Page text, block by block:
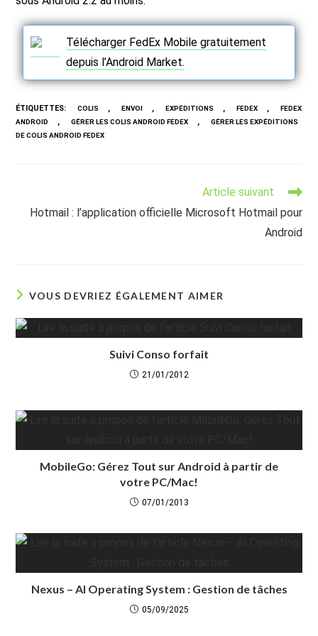
Télécharger FedEx Mobile gratuitement
depuis l’Android Market.
ÉTIQUETTES: COLIS , ENVOI , EXPÉDITIONS , FEDEX ,
FEDEX
ANDROID
, GÉRER LES COLIS ANDROID FEDEX ,
GÉRER LES EXPÉDITIONS
DE COLIS ANDROID FEDEX
articles
Article suivant
Hotmail : l’application officielle Microsoft Hotmail pour
Android
VOUS DEVRIEZ ÉGALEMENT AIMER
Suivi Conso forfait
21/01/2012
MobileGo: Gérez Tout sur Android à partir de
votre PC/Mac!
07/01/2013
Nexus – AI Operating System : Gestion de tâches
05/09/2025